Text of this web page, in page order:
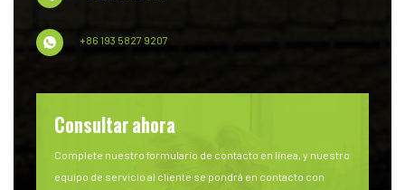
+86 193 5827 9207
Consultar ahora
Complete nuestro formulario de contacto en línea, y nuestro
equipo de servicio al cliente se pondrá en contacto con